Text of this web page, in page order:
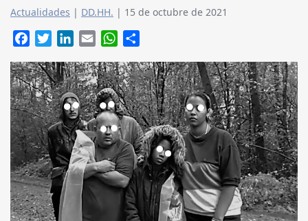
Actualidades | DD.HH. | 15 de octubre de 2021
FacebookTwitterLinkedIn
Email WhatsApp